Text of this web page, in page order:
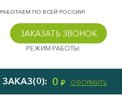
РАБОТАЕМ ПО ВСЕЙ РОССИИ!
ЗАКАЗАТЬ ЗВОНОК
РЕЖИМ РАБОТЫ:
ЗАКАЗ(0): 0 ₽ ОФОРМИТЬ